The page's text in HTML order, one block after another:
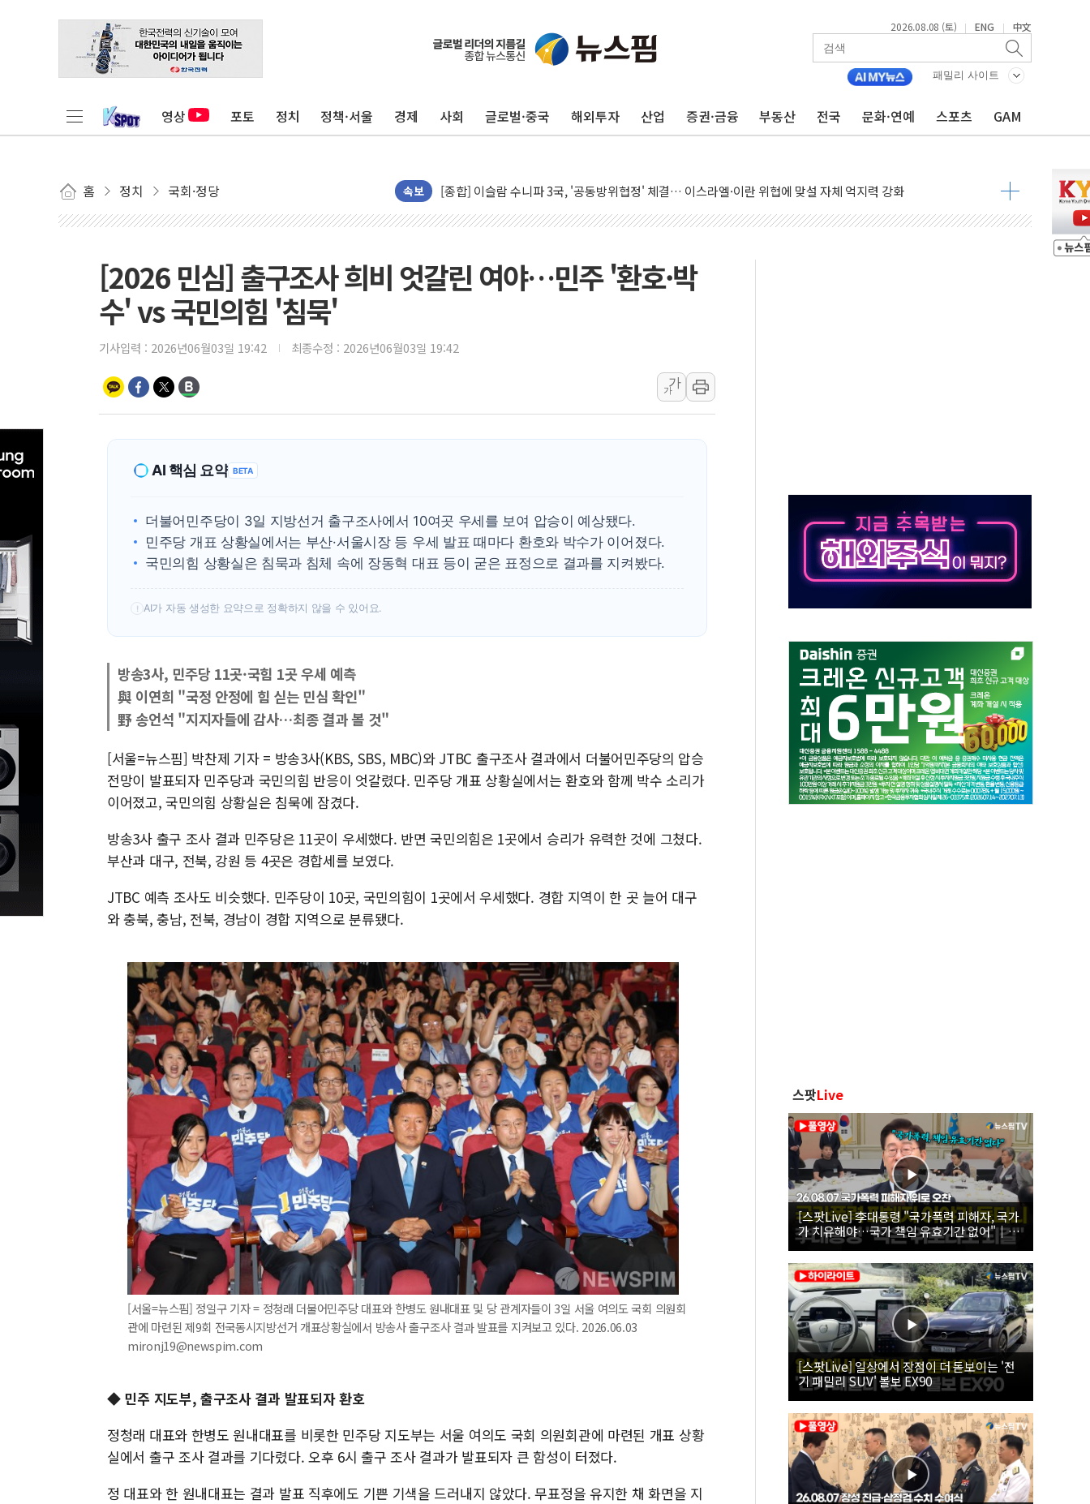
2026.08.08 (토) | ENG | 中文
패밀리 사이트
영상 포토 정치 정책·서울 경제 사회 글로벌·중국 해외투자 산업 증권·금융 부동산 전국 문화·연예 스포츠 GAM
홈 정치 국회·정당 속보
민주, 오늘 제주·인천 경선 결과 발표...'김민석 재역전 vs 정청래 격차 확대'
한상협, 업계 개인정보 보안 새판 짠다…'자율규제단체' 타진
트럼프, 쿡 연준 이사 해임 재추진…"26일까지 의혹 소명" 요구
유럽증시, 美 고용 예상 밖 부진에 연준 금리 인상 가능성 낮아지며 상승… STOXX 600 지수는 나흘 연속 최고치
[종합] 이슬람 수니파 3국, '공동방위협정' 체결… 이스라엘·이란 위협에 맞설 자체 억지력 강화
트럼프, 백신·자폐증 행정명령 검토…"이르면 다음 주"
이란 핵심 원유 수출항 '하르그섬', 최근 1주일 이상 '올스톱'… 美 해상봉쇄 영향
美 고용 쇼크에 엔화 장중 급등…시장은 "또 개입했나" 촉각
[사진] 이슬람 수니파 3개국, 공동방위협정 체결
뉴욕증시 개장 전 특징주...아틀라시안·클라우드플레어·태양광주↑ VS 트레이드데스크·웬디스↓
[2026 민심] 출구조사 희비 엇갈린 여야…민주 '환호·박
수' vs 국민의힘 '침묵'
기사입력 : 2026년06월03일 19:42 최종수정 : 2026년06월03일 19:42
가
가
AI 핵심 요약 BETA
더불어민주당이 3일 지방선거 출구조사에서 10여곳 우세를 보여 압승이 예상됐다.
민주당 개표 상황실에서는 부산·서울시장 등 우세 발표 때마다 환호와 박수가 이어졌다.
국민의힘 상황실은 침묵과 침체 속에 장동혁 대표 등이 굳은 표정으로 결과를 지켜봤다.
! AI가 자동 생성한 요약으로 정확하지 않을 수 있어요.
방송3사, 민주당 11곳·국힘 1곳 우세 예측
與 이연희 "국정 안정에 힘 싣는 민심 확인"
野 송언석 "지지자들에 감사…최종 결과 볼 것"
[서울=뉴스핌] 박찬제 기자 = 방송3사(KBS, SBS, MBC)와 JTBC 출구조사 결과에서 더불어민주당의 압승
전망이 발표되자 민주당과 국민의힘 반응이 엇갈렸다. 민주당 개표 상황실에서는 환호와 함께 박수 소리가
이어졌고, 국민의힘 상황실은 침묵에 잠겼다.
방송3사 출구 조사 결과 민주당은 11곳이 우세했다. 반면 국민의힘은 1곳에서 승리가 유력한 것에 그쳤다.
부산과 대구, 전북, 강원 등 4곳은 경합세를 보였다.
JTBC 예측 조사도 비슷했다. 민주당이 10곳, 국민의힘이 1곳에서 우세했다. 경합 지역이 한 곳 늘어 대구
와 충북, 충남, 전북, 경남이 경합 지역으로 분류됐다.
[서울=뉴스핌] 정일구 기자 = 정청래 더불어민주당 대표와 한병도 원내대표 및 당 관계자들이 3일 서울 여의도 국회 의원회
관에 마련된 제9회 전국동시지방선거 개표상황실에서 방송사 출구조사 결과 발표를 지켜보고 있다. 2026.06.03
mironj19@newspim.com
◆ 민주 지도부, 출구조사 결과 발표되자 환호
정청래 대표와 한병도 원내대표를 비롯한 민주당 지도부는 서울 여의도 국회 의원회관에 마련된 개표 상황
실에서 출구 조사 결과를 기다렸다. 오후 6시 출구 조사 결과가 발표되자 큰 함성이 터졌다.
정 대표와 한 원내대표는 결과 발표 직후에도 기쁜 기색을 드러내지 않았다. 무표정을 유지한 채 화면을 지
스팟Live
[스팟Live] 李대통령 "국가폭력 피해자, 국가
가 치유해야…국가 책임 유효기간 없어"｜
26.08.07 국가폭력 피해자 위로 오찬
[스팟Live] 일상에서 장점이 더 돋보이는 '전
기 패밀리 SUV' 볼보 EX90